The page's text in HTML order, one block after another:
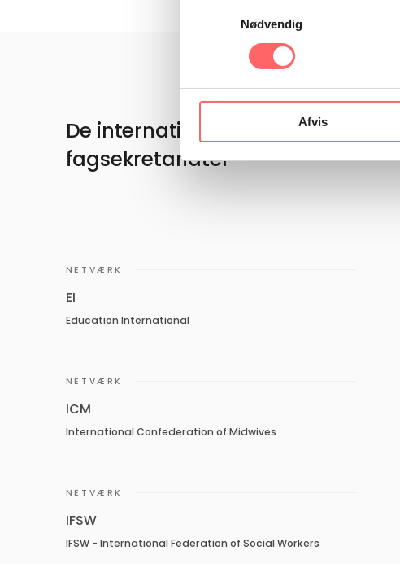
Nødvendig
Afvis
De internationale
fagsekretariater
NETVÆRK
EI
Education International
NETVÆRK
ICM
International Confederation of Midwives
NETVÆRK
IFSW
IFSW - International Federation of Social Workers